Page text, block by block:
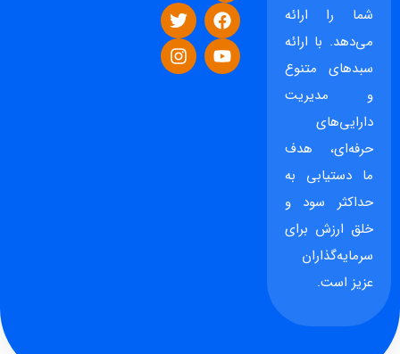
شما را ارائه
می‌دهد. با ارائه
سبدهای متنوع
و مدیریت
دارایی‌های
حرفه‌ای، هدف
ما دستیابی به
حداکثر سود و
خلق ارزش برای
سرمایه‌گذاران
عزیز است.